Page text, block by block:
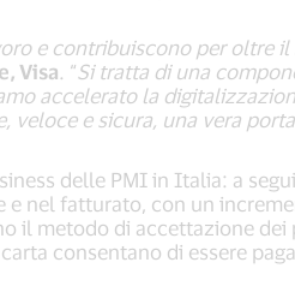
e contribuiscono per oltre il
Visa. “Si tratta di una
accelerato la
e sicura, una vera
delle PMI in Italia: a
nel fatturato, con un
il metodo di accettazione dei
consentano di essere